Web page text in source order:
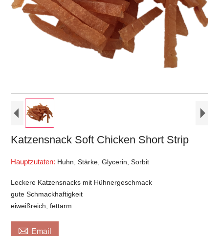
Katzensnack Soft Chicken Short Strip
Hauptzutaten: Huhn, Stärke, Glycerin, Sorbit
Leckere Katzensnacks mit Hühnergeschmack
gute Schmackhaftigkeit
eiweißreich, fettarm
 Email